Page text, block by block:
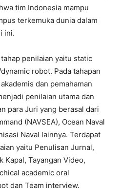
tim Indonesia mampu
terkemuka dunia dalam
ini.
penilaian yaitu static
robot. Pada tahapan
dan pemahaman
penilaian utama dan
para Juri yang berasal dari
(NAVSEA), Ocean Naval
Naval lainnya. Terdapat
yaitu Penulisan Jurnal,
Kapal, Tayangan Video,
academic oral
dan Team interview.